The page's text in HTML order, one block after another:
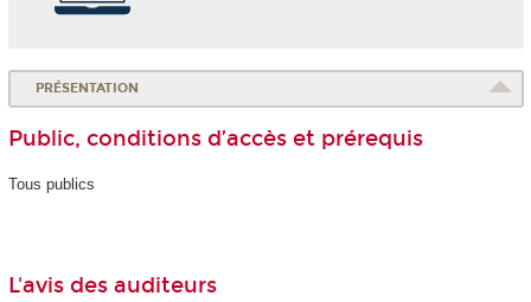
PRÉSENTATION
Public, conditions d’accès et prérequis
Tous publics
L'avis des auditeurs